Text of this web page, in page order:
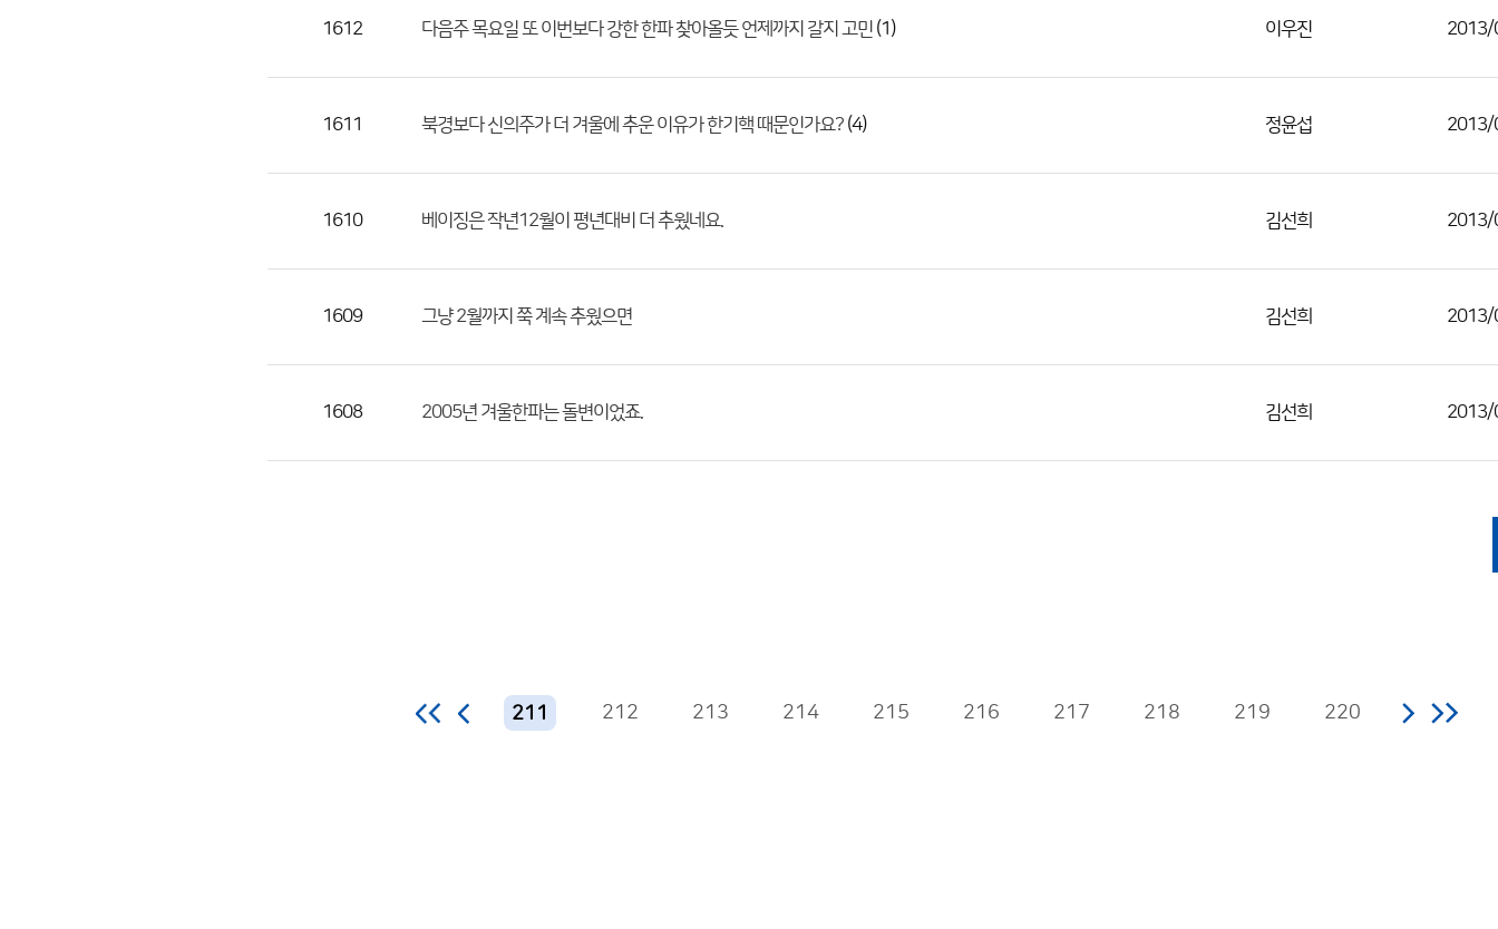
1612 다음주 목요일 또 이번보다 강한 한파 찾아올듯 언제까지 갈지 고민 (1) 이우진 2013/
1611 북경보다 신의주가 더 겨울에 추운 이유가 한기핵 때문인가요? (4) 정윤섭 2013/
1610 베이징은 작년12월이 평년대비 더 추웠네요. 김선희 2013/
1609 그냥 2월까지 쭉 계속 추웠으면 김선희 2013/
1608 2005년 겨울한파는 돌변이었죠. 김선희 2013/
211 212 213 214 215 216 217 218 219 220